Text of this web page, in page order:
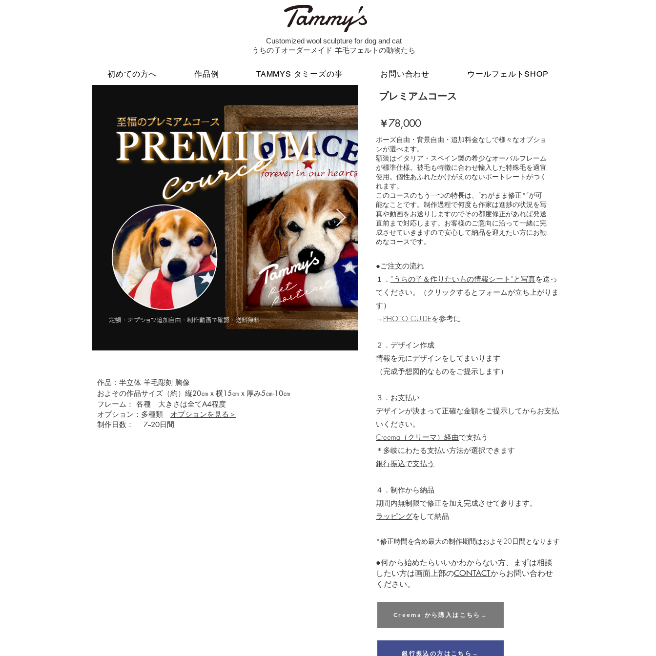
Customized wool sculpture for dog and cat
うちの子オーダーメイド 羊毛フェルトの動物たち
初めての方へ 作品例 TAMMYS タミーズの事 お問い合わせ ウールフェルトSHOP
作品：半立体 羊毛彫刻 胸像
およその作品サイズ（約）縦20㎝ｘ横15㎝ｘ厚み5㎝-10㎝
フレーム： 各種 大きさは全てA4程度
オプション：多種類 オプションを見る＞
​​​制作日数： 7--20日間
プレミアムコース
￥78,000
ポーズ自由・背景自由・追加料金なしで様々なオプショ
ンが選べます。
額装はイタリア・スペイン製の希少なオーバルフレーム
が標準仕様。被毛も特徴に合わせ輸入した特殊毛を適宜
使用。個性あふれたかけがえのないポートレートがつく
れます。
このコースのもう一つの特長は、”わがまま修正*”が可
能なことです。制作過程で何度も作家は進捗の状況を写
真や動画をお送りしますのでその都度修正があれば発送
直前まで対応します。お客様のご意向に沿って一緒に完
成させていきますので安心して納品を迎えたい方にお勧
めなコースです。
●ご注文の流れ
１． ”うちの子＆作りたいもの情報シート”と写真を送っ
てください。（クリックするとフォームが立ち上がりま
す）
→ PHOTO GUIDEを参考に
２．デザイン作成
​情報を元にデザインをしてまいります
（完成予想図的なものをご提示します）
３．お支払い
デザインが決まって正確な金額をご提示してからお支払
いください。
Creema（クリーマ）経由で支払う
＊多岐にわたる支払い方法が選択できます
銀行振込で支払う
４．制作から納品
期間内無制限で修正を加え完成させて参ります。
​ラッピングをして納品
​*修正時間を含め最大の制作期間はおよそ20日間となります
●何から始めたらいいかわからない方、まずは相談
したい方は画面上部のCONTACTからお問い合わせ
ください。
Creema から購入はこちら→
銀行振込の方はこちら→